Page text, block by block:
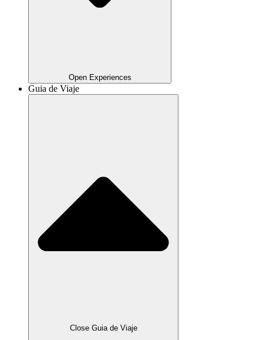
Open Experiences
Guia de Viaje
Close Guia de Viaje